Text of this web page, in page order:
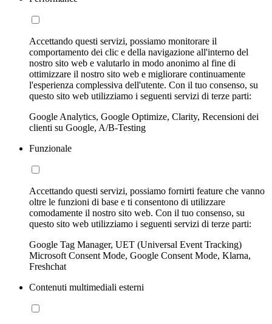
Accettando questi servizi, possiamo monitorare il
comportamento dei clic e della navigazione all'interno del
nostro sito web e valutarlo in modo anonimo al fine di
ottimizzare il nostro sito web e migliorare continuamente
l'esperienza complessiva dell'utente. Con il tuo consenso, su
questo sito web utilizziamo i seguenti servizi di terze parti:
Google Analytics, Google Optimize, Clarity, Recensioni dei
clienti su Google, A/B-Testing
Funzionale
Accettando questi servizi, possiamo fornirti feature che vanno
oltre le funzioni di base e ti consentono di utilizzare
comodamente il nostro sito web. Con il tuo consenso, su
questo sito web utilizziamo i seguenti servizi di terze parti:
Google Tag Manager, UET (Universal Event Tracking)
Microsoft Consent Mode, Google Consent Mode, Klarna,
Freshchat
Contenuti multimediali esterni